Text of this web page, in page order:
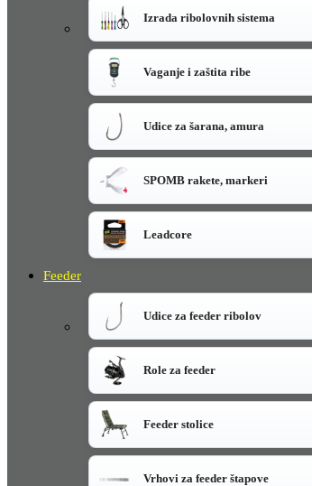
Izrada ribolovnih sistema
Vaganje i zaštita ribe
Udice za šarana, amura
SPOMB rakete, markeri
Leadcore
Feeder
Udice za feeder ribolov
Role za feeder
Feeder stolice
Vrhovi za feeder štapove